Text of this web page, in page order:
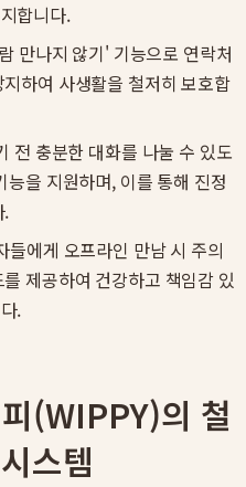
합니다.
만나지 않기' 기능으로 연락처
하여 사생활을 철저히 보호합
전 충분한 대화를 나눌 수 있도
을 지원하며, 이를 통해 진정
.
들에게 오프라인 만남 시 주의
제공하여 건강하고 책임감 있
.
(WIPPY)의 철
스템